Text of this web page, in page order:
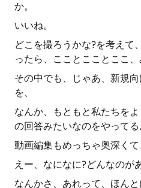
か。
いいね。
どこを撮ろうかな?を考えて
ったら、こことこことここ、
その中でも、じゃあ、新規
を、
なんか、もともと私たちを
の回答みたいなのをやってる
動画編集もめっちゃ奥深くて
えー、なになに?どんなのが
なんかさ、あれって、ほんと